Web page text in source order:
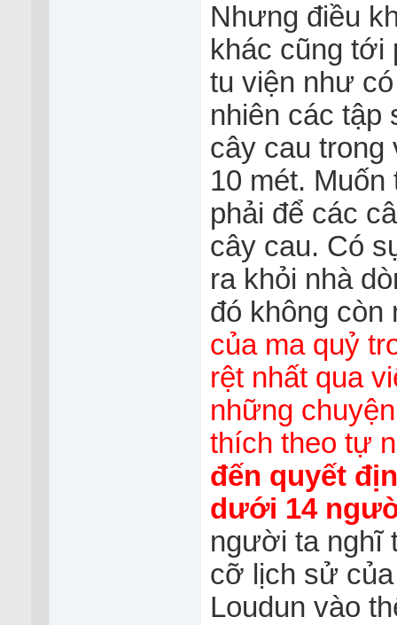
Nhưng điều
khác cũng tới
tu viện như
nhiên các tập
cây cau
10 mét.
phải để các
cây cau. Có
ra khỏi nhà
đó không
của ma quỷ
rệt nhất qua
những
thích theo tự
đến quyết
dưới 14
người ta nghĩ
cỡ lịch sử
Loudun vào